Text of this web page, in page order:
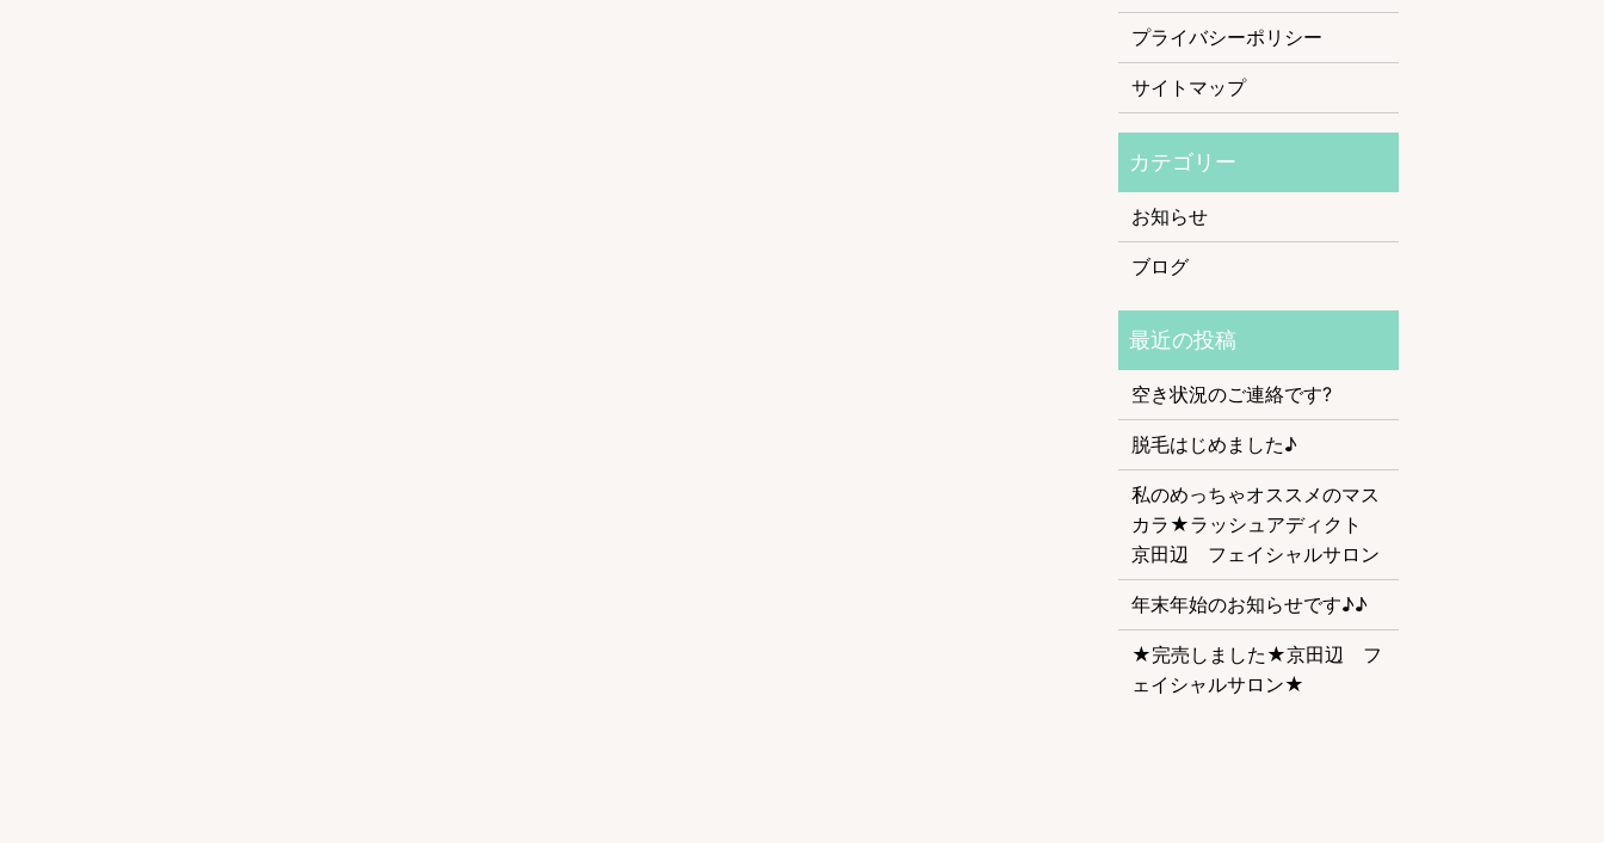
プライバシーポリシー
サイトマップ
お知らせ
ブログ
空き状況のご連絡です?
脱毛はじめました♪
私のめっちゃオススメのマス
カラ★ラッシュアディクト
京田辺 フェイシャルサロン
年末年始のお知らせです♪♪
★完売しました★京田辺 フ
ェイシャルサロン★